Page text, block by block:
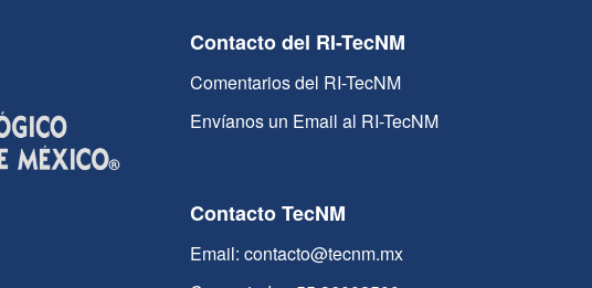
Contacto del RI-TecNM
Comentarios del RI-TecNM
Envíanos un Email al RI-TecNM
Contacto TecNM
Email: contacto@tecnm.mx